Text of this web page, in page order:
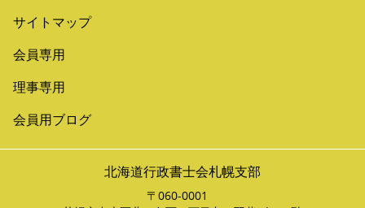
サイトマップ
会員専用
理事専用
会員用ブログ
北海道行政書士会札幌支部
〒060-0001